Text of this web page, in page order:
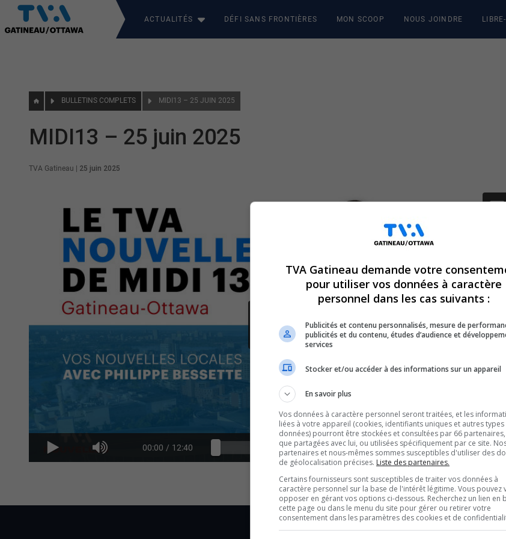
ACTUALITÉS DÉFI SANS FRONTIÈRES MON SCOOP NOUS JOINDRE
BULLETINS COMPLETS MIDI13 – 25 JUIN 2025
MIDI13 – 25 juin 2025
TVA Gatineau 25 juin 2025
00:00 / 12:40
TVA Gatineau demande votre
pour utiliser vos données à caractère
personnel dans les cas suivants :
Publicités et contenu personnalisés, mesure de
publicités et du contenu, études d’audience et
services
Stocker et/ou accéder à des informations sur un appareil
En savoir plus
Vos données à caractère personnel seront traitées, et les
liées à votre appareil (cookies, identifiants uniques et autres types
données) pourront être stockées et consultées par 66
que partagées avec lui, ou utilisées spécifiquement par ce site.
partenaires et nous-mêmes sommes susceptibles d'utiliser des
de géolocalisation précises. Liste des partenaires.
Certains fournisseurs sont susceptibles de traiter vos données à
caractère personnel sur la base de l'intérêt légitime. Vous pouvez
opposer en gérant vos options ci-dessous. Recherchez un lien en
cette page ou dans le menu du site pour gérer ou retirer votre
consentement dans les paramètres des cookies et de